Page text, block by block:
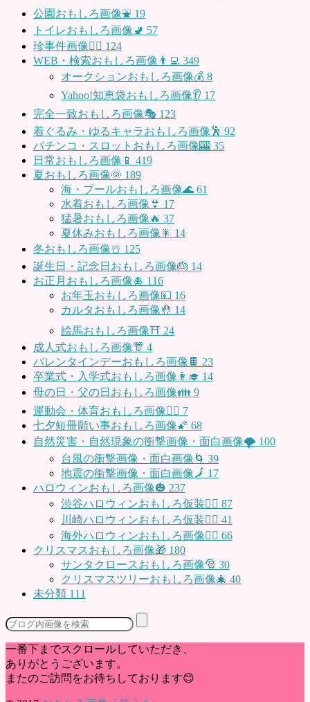
公園おもしろ画像⛲️ 19
トイレおもしろ画像🚽 57
珍事件画像👮‍♂️ 124
WEB・検索おもしろ画像👨‍💻 349
オークションおもしろ画像💰 8
Yahoo!知恵袋おもしろ画像👂 17
完全一致おもしろ画像🎭 123
着ぐるみ・ゆるキャラおもしろ画像🕺 92
パチンコ・スロットおもしろ画像🎰 35
日常おもしろ画像📱 419
夏おもしろ画像🌞 189
海・プールおもしろ画像🌊 61
水着おもしろ画像👙 17
猛暑おもしろ画像🔥 37
夏休みおもしろ画像🎇 14
冬おもしろ画像☃️ 125
誕生日・記念日おもしろ画像🎂 14
お正月おもしろ画像🎍 116
お年玉おもしろ画像💴 16
カルタおもしろ画像🤚 14
絵馬おもしろ画像⛩ 24
成人式おもしろ画像👘 4
バレンタインデーおもしろ画像🍫 23
卒業式・入学式おもしろ画像👩‍🎓 14
母の日・父の日おもしろ画像👪 9
運動会・体育おもしろ画像🤸‍♂️ 7
七夕短冊願い事おもしろ画像🌠 68
自然災害・自然現象の衝撃画像・面白画像🌪 100
台風の衝撃画像・面白画像🌀 39
地震の衝撃画像・面白画像🗾 17
ハロウィンおもしろ画像🎃 237
渋谷ハロウィンおもしろ仮装👯‍♂️ 87
川崎ハロウィンおもしろ仮装🧞‍♀️ 41
海外ハロウィンおもしろ画像🧛‍♂️ 66
クリスマスおもしろ画像🎁 180
サンタクロースおもしろ画像🎅 30
クリスマスツリーおもしろ画像🎄 40
未分類 111
一番下までスクロールしていただき、
ありがとうございます。
またのご訪問をお待ちしております😊